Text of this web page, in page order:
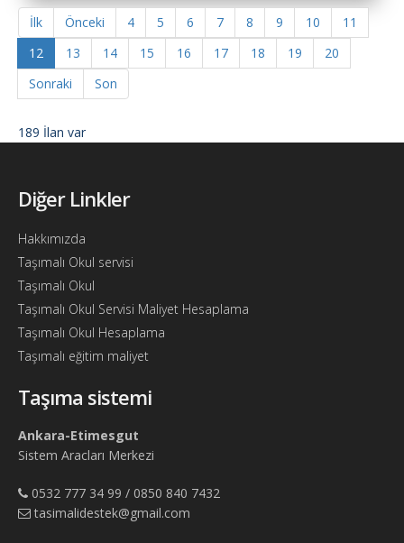
İlk Önceki 4 5 6 7 8 9 10
11
12
13 14 15 16 17 18 19
20
Sonraki
Son
189 İlan var
Diğer Linkler
Hakkımızda
Taşımalı Okul servisi
Taşımalı Okul
Taşımalı Okul Servisi Maliyet Hesaplama
Taşımalı Okul Hesaplama
Taşımalı eğitim maliyet
Taşıma sistemi
Ankara-Etimesgut
Sistem Aracları Merkezi
0532 777 34 99 / 0850 840 7432
tasimalidestek@gmail.com